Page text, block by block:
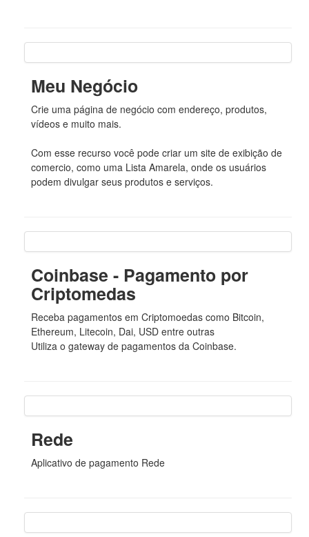
Meu Negócio
Crie uma página de negócio com endereço, produtos,
vídeos e muito mais.
Com esse recurso você pode criar um site de exibição de
comercio, como uma Lista Amarela, onde os usuários
podem divulgar seus produtos e serviços.
Coinbase - Pagamento por
Criptomedas
Receba pagamentos em Criptomoedas como Bitcoin,
Ethereum, Litecoin, Dai, USD entre outras
Utiliza o gateway de pagamentos da Coinbase.
Rede
Aplicativo de pagamento Rede